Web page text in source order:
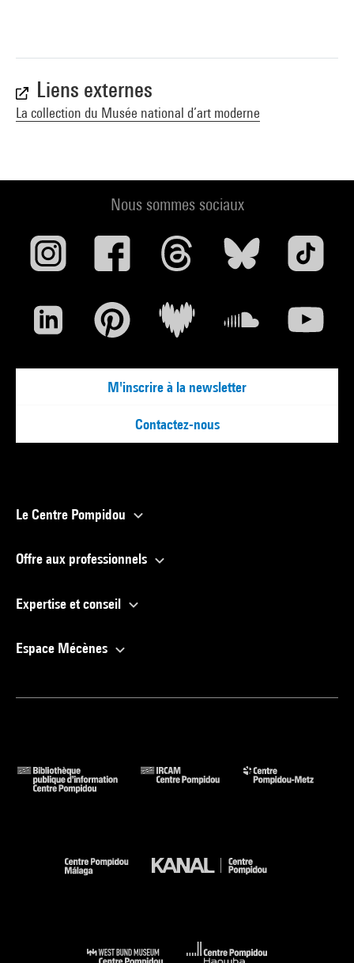
Liens externes
La collection du Musée national d’art moderne
Nous sommes sociaux
M'inscrire à la newsletter
Contactez-nous
Le Centre Pompidou
Offre aux professionnels
Expertise et conseil
Espace Mécènes